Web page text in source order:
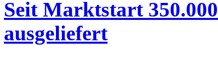
Seit Marktstart
ausgeliefert